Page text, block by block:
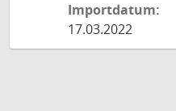
Importdatum:
17.03.2022